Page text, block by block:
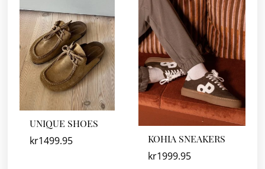
UNIQUE SHOES
kr1499.95 KOHIA SNEAKERS
kr1999.95